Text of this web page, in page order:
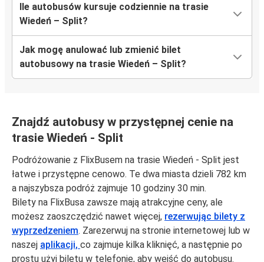
Ile autobusów kursuje codziennie na trasie
Wiedeń – Split?
Jak mogę anulować lub zmienić bilet
autobusowy na trasie Wiedeń – Split?
Znajdź autobusy w przystępnej cenie na
trasie Wiedeń - Split
Podróżowanie z FlixBusem na trasie Wiedeń - Split jest
łatwe i przystępne cenowo. Te dwa miasta dzieli 782 km
a najszybsza podróż zajmuje 10 godziny 30 min.
Bilety na FlixBusa zawsze mają atrakcyjne ceny, ale
możesz zaoszczędzić nawet więcej, rezerwując bilety z
wyprzedzeniem. Zarezerwuj na stronie internetowej lub w
naszej aplikacji, co zajmuje kilka kliknięć, a następnie po
prostu użyj biletu w telefonie, aby wejść do autobusu.